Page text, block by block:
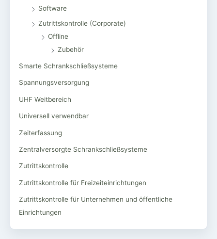
Software
Zutrittskontrolle (Corporate)
Offline
Zubehör
Smarte Schrankschließsysteme
Spannungsversorgung
UHF Weitbereich
Universell verwendbar
Zeiterfassung
Zentralversorgte Schrankschließsysteme
Zutrittskontrolle
Zutrittskontrolle für Freizeiteinrichtungen
Zutrittskontrolle für Unternehmen und öffentliche
Einrichtungen